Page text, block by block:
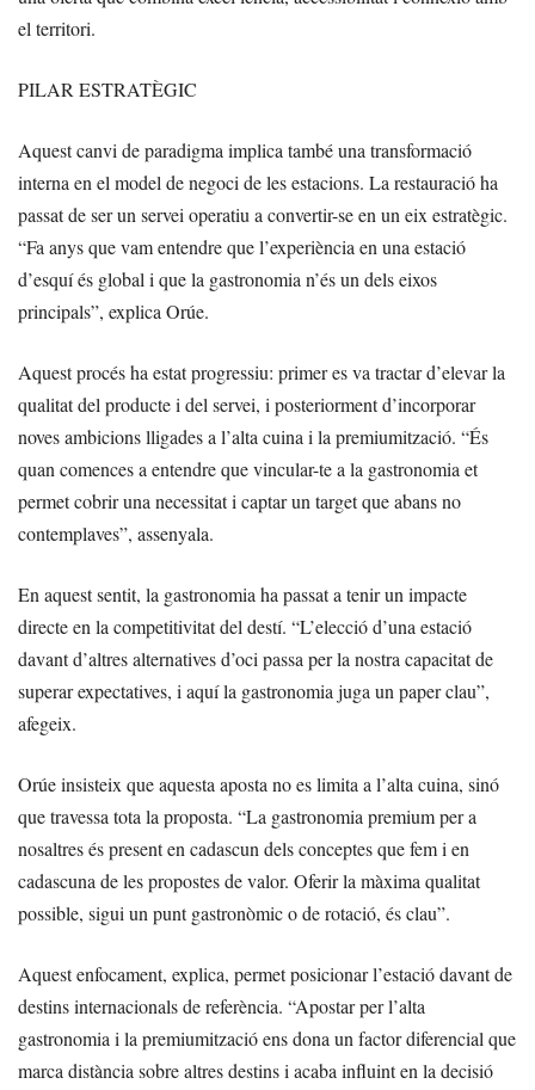
el territori.
PILAR ESTRATÈGIC
Aquest canvi de paradigma implica també una transformació
interna en el model de negoci de les estacions. La restauració ha
passat de ser un servei operatiu a convertir-se en un eix estratègic.
“Fa anys que vam entendre que l’experiència en una estació
d’esquí és global i que la gastronomia n’és un dels eixos
principals”, explica Orúe.
Aquest procés ha estat progressiu: primer es va tractar d’elevar la
qualitat del producte i del servei, i posteriorment d’incorporar
noves ambicions lligades a l’alta cuina i la premiumització. “És
quan comences a entendre que vincular-te a la gastronomia et
permet cobrir una necessitat i captar un target que abans no
contemplaves”, assenyala.
En aquest sentit, la gastronomia ha passat a tenir un impacte
directe en la competitivitat del destí. “L’elecció d’una estació
davant d’altres alternatives d’oci passa per la nostra capacitat de
superar expectatives, i aquí la gastronomia juga un paper clau”,
afegeix.
Orúe insisteix que aquesta aposta no es limita a l’alta cuina, sinó
que travessa tota la proposta. “La gastronomia premium per a
nosaltres és present en cadascun dels conceptes que fem i en
cadascuna de les propostes de valor. Oferir la màxima qualitat
possible, sigui un punt gastronòmic o de rotació, és clau”.
Aquest enfocament, explica, permet posicionar l’estació davant de
destins internacionals de referència. “Apostar per l’alta
gastronomia i la premiumització ens dona un factor diferencial que
marca distància sobre altres destins i acaba influint en la decisió